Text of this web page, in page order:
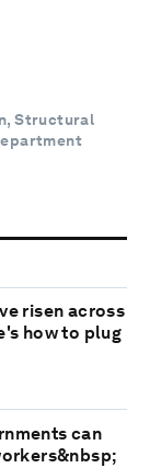
Structural
risen across
how to plug
can